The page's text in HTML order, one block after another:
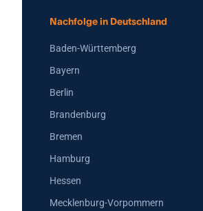
Nachfolge in Deutschland
Baden-Württemberg
Bayern
Berlin
Brandenburg
Bremen
Hamburg
Hessen
Mecklenburg-Vorpommern